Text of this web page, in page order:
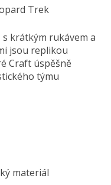
Trek
krátkým rukávem a
jsou replikou
Craft úspěšně
týmu
materiál